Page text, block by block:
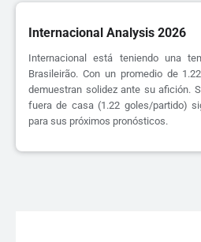
Internacional Analysis 2026
Internacional está teniendo una
Brasileirão. Con un promedio de
demuestran solidez ante su afición.
fuera de casa (1.22 goles/partido)
para sus próximos pronósticos.